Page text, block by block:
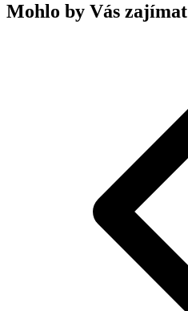
Mohlo by Vás zajímat